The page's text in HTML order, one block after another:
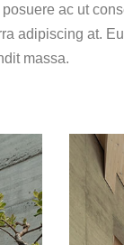
ac ut
adipiscing at.
massa.